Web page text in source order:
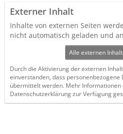
Externer Inhalt
Inhalte von externen Seiten
nicht automatisch geladen und
Alle externen
Durch die Aktivierung der externen
einverstanden, dass
übermittelt werden. Mehr
Datenschutzerklärung zur Verfügung